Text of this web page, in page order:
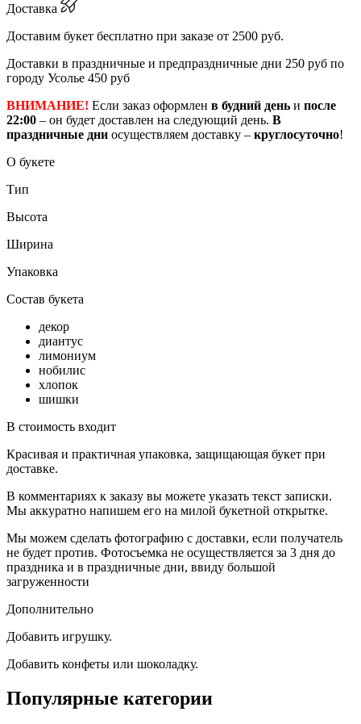
Доставка
Доставим букет бесплатно при заказе от 2500 руб.
Доставки в праздничные и предпраздничные дни 250 руб по
городу Усолье 450 руб
ВНИМАНИЕ! Если заказ оформлен в будний день и после
22:00 – он будет доставлен на следующий день. В
праздничные дни осуществляем доставку – круглосуточно!
О букете
Тип
Высота
Ширина
Упаковка
Состав букета
декор
диантус
лимониум
нобилис
хлопок
шишки
В стоимость входит
Красивая и практичная упаковка, защищающая букет при
доставке.
В комментариях к заказу вы можете указать текст записки.
Мы аккуратно напишем его на милой букетной открытке.
Мы можем сделать фотографию с доставки, если получатель
не будет против. Фотосъемка не осуществляется за 3 дня до
праздника и в праздничные дни, ввиду большой
загруженности
Дополнительно
Добавить игрушку.
Добавить конфеты или шоколадку.
Популярные категории